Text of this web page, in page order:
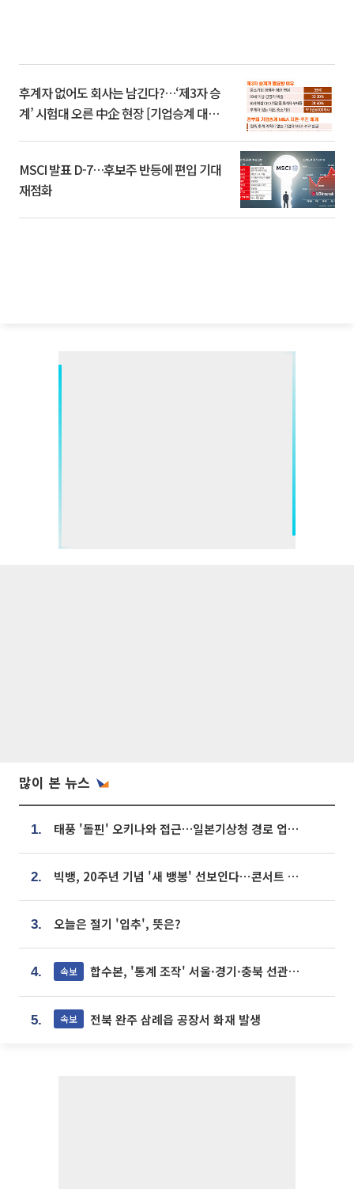
후계자 없어도 회사는 남긴다?…‘제3자 승
계’ 시험대 오른 中企 현장 [기업승계 대전
MSCI 발표 D-7…후보주 반등에 편입 기대
재점화
많이 본 뉴스
1. 태풍 '돌핀' 오키나와 접근…일본기상청 경로 업데이트
2. 빅뱅, 20주년 기념 '새 뱅봉' 선보인다⋯콘서트 앞두고 팝업 개최
3. 오늘은 절기 '입추', 뜻은?
4. 속보 합수본, '통계 조작' 서울·경기·충북 선관위 등 추가 압수수색
5. 속보 전북 완주 삼례읍 공장서 화재 발생